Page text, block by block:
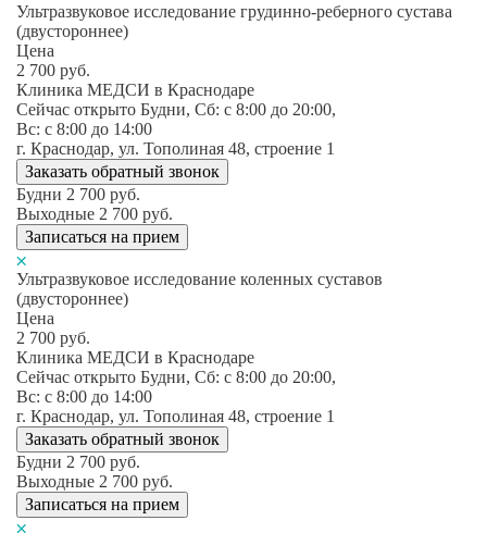
Ультразвуковое исследование грудинно-реберного сустава
(двустороннее)
Цена
2 700 руб.
Клиника МЕДСИ в Краснодаре
Сейчас открыто Будни, Сб: c 8:00 до 20:00,
Вс: c 8:00 до 14:00
г. Краснодар, ул. Тополиная 48, строение 1
Заказать обратный звонок
Будни 2 700 руб.
Выходные 2 700 руб.
Записаться на прием
Ультразвуковое исследование коленных суставов
(двустороннее)
Цена
2 700 руб.
Клиника МЕДСИ в Краснодаре
Сейчас открыто Будни, Сб: c 8:00 до 20:00,
Вс: c 8:00 до 14:00
г. Краснодар, ул. Тополиная 48, строение 1
Заказать обратный звонок
Будни 2 700 руб.
Выходные 2 700 руб.
Записаться на прием